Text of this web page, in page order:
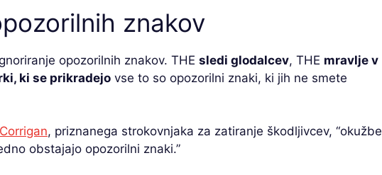
znakov
opozorilnih znakov. THE sledi glodalcev, THE mravlje v
ki se prikradejo vse to so opozorilni znaki, ki jih ne smete
, priznanega strokovnjaka za zatiranje škodljivcev, “okužbe
obstajajo opozorilni znaki.”